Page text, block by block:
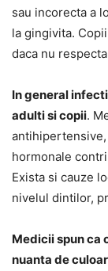
sau incorecta a
la gingivita.
daca nu
In general
adulti si copii.
hormonale
Exista si cauze
nivelul dintilor,
Medicii spun ca
nuanta de